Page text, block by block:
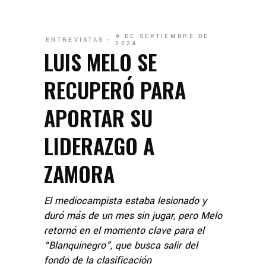
ENTREVISTAS
9 DE SEPTIEMBRE DE
2024
LUIS MELO SE
RECUPERÓ PARA
APORTAR SU
LIDERAZGO A
ZAMORA
El mediocampista estaba lesionado y
duró más de un mes sin jugar, pero Melo
retornó en el momento clave para el
“Blanquinegro”, que busca salir del
fondo de la clasificación